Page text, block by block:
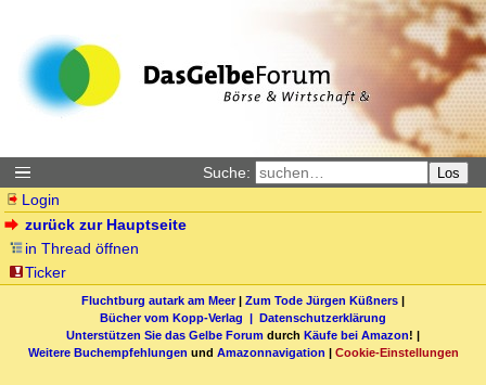
Suche: Los
Login
zurück zur Hauptseite
in Thread öffnen
Ticker
Fluchtburg autark am Meer| Zum Tode Jürgen Küßners |
Bücher vom Kopp-Verlag | Datenschutzerklärung
Unterstützen Sie das Gelbe Forum durch Käufe bei Amazon! |
Weitere Buchempfehlungen und Amazonnavigation | Cookie-Einstellungen